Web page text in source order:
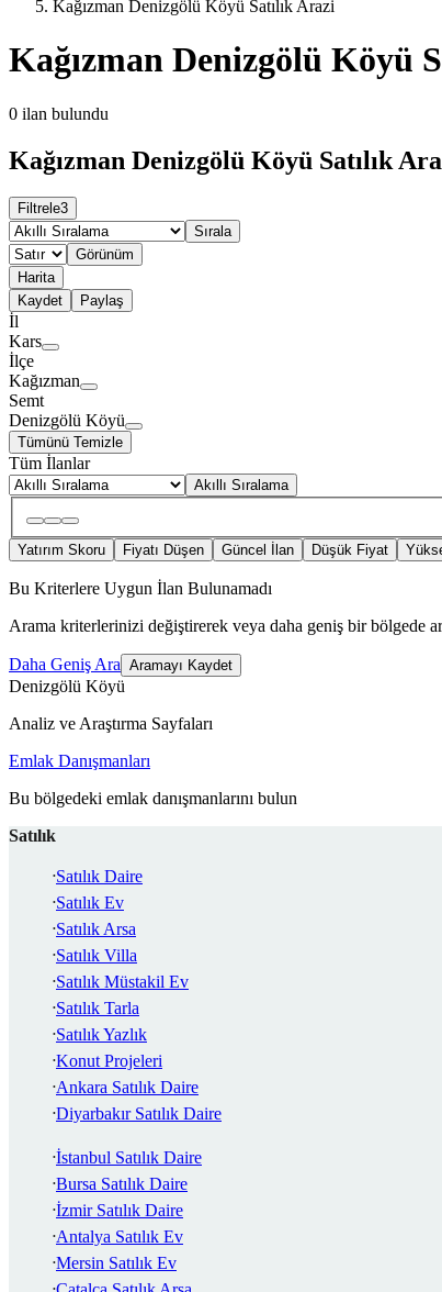
Kağızman Denizgölü Köyü Satılık Arazi
Kağızman Denizgölü Köyü
0 ilan bulundu
Kağızman Denizgölü Köyü Satılık
Filtrele3
Sırala
Görünüm
Harita
Kaydet
Paylaş
İl
Kars
İlçe
Kağızman
Semt
Denizgölü Köyü
Tümünü Temizle
Tüm İlanlar
Akıllı Sıralama
Yatırım Skoru Fiyatı Düşen Güncel İlan Düşük Fiyat
Bu Kriterlere Uygun İlan Bulunamadı
Arama kriterlerinizi değiştirerek veya daha geniş bir bölgede
Daha Geniş Ara Aramayı Kaydet
Denizgölü Köyü
Analiz ve Araştırma Sayfaları
Emlak Danışmanları
Bu bölgedeki emlak danışmanlarını bulun
Satılık
Satılık Daire
Satılık Ev
Satılık Arsa
Satılık Villa
Satılık Müstakil Ev
Satılık Tarla
Satılık Yazlık
Konut Projeleri
Ankara Satılık Daire
Diyarbakır Satılık Daire
İstanbul Satılık Daire
Bursa Satılık Daire
İzmir Satılık Daire
Antalya Satılık Ev
Mersin Satılık Ev